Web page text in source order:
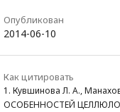
Опубликован
2014-06-10
Как цитировать
1. Кувшинова Л. А.,
ОСОБЕННОСТЕЙ